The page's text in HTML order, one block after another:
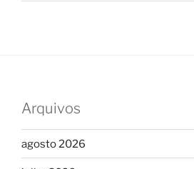
Arquivos
agosto 2026